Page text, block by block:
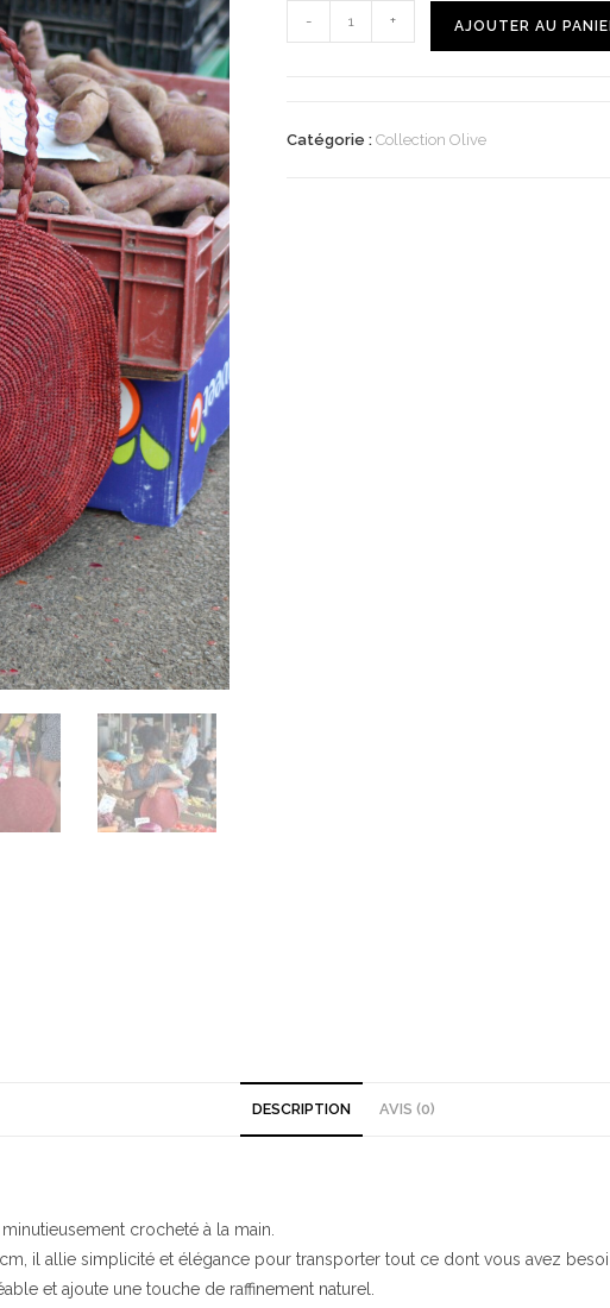
- + AJOUTER AU
Catégorie : Collection Olive
DESCRIPTION AVIS (0)
crocheté à la main.
il allie simplicité et élégance pour transporter tout ce dont vous avez
et ajoute une touche de raffinement naturel.